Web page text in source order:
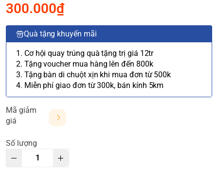
300.000₫
Quà tặng khuyến mãi
1. Cơ hội quay trúng quà tặng trị giá 12tr
2. Tặng voucher mua hàng lên đến 800k
3. Tặng bàn di chuột xịn khi mua đơn từ 500k
4. Miễn phí giao đơn từ 300k, bán kính 5km
Mã giảm
giá
Số lượng